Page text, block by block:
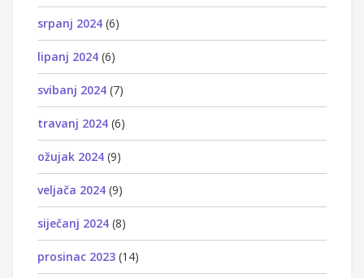
srpanj 2024 (6)
lipanj 2024 (6)
svibanj 2024 (7)
travanj 2024 (6)
ožujak 2024 (9)
veljača 2024 (9)
siječanj 2024 (8)
prosinac 2023 (14)